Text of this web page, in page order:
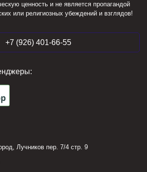
ценность и не является пропагандой
или религиозных убеждений и взглядов!
+7 (926) 401-66-55
Лучников пер. 7/4 стр. 9